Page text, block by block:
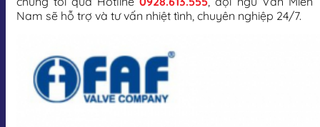
Nam sẽ hỗ trợ và tư vấn nhiệt tình, chuyên nghiệp 24/7.